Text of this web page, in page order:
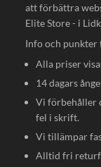
att förbättra
Elite Store - i
Info och punkter
Alla priser
14 dagars
Vi förbehåller
fel i skrift.
Vi tillämpar
Alltid fri